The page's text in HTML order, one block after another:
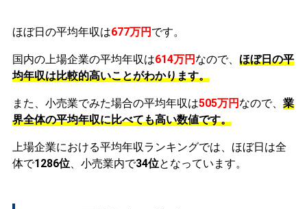
ほぼ日の平均年収は677万円 です。
国内の上場企業の平均年収は614万円 なので、 ほぼ日の平
均年収は比較的高いことがわかります。
また、小売業でみた場合の平均年収は505万円 なので、 業
界全体の平均年収に比べても高い数値です。
上場企業における平均年収ランキングでは、ほぼ日は全
体で1286位、小売業内で34位となっています。